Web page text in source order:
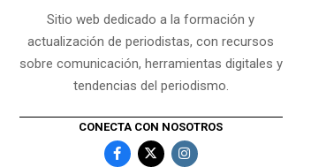
Sitio web dedicado a la formación y
actualización de periodistas, con recursos
sobre comunicación, herramientas digitales y
tendencias del periodismo.
CONECTA CON NOSOTROS